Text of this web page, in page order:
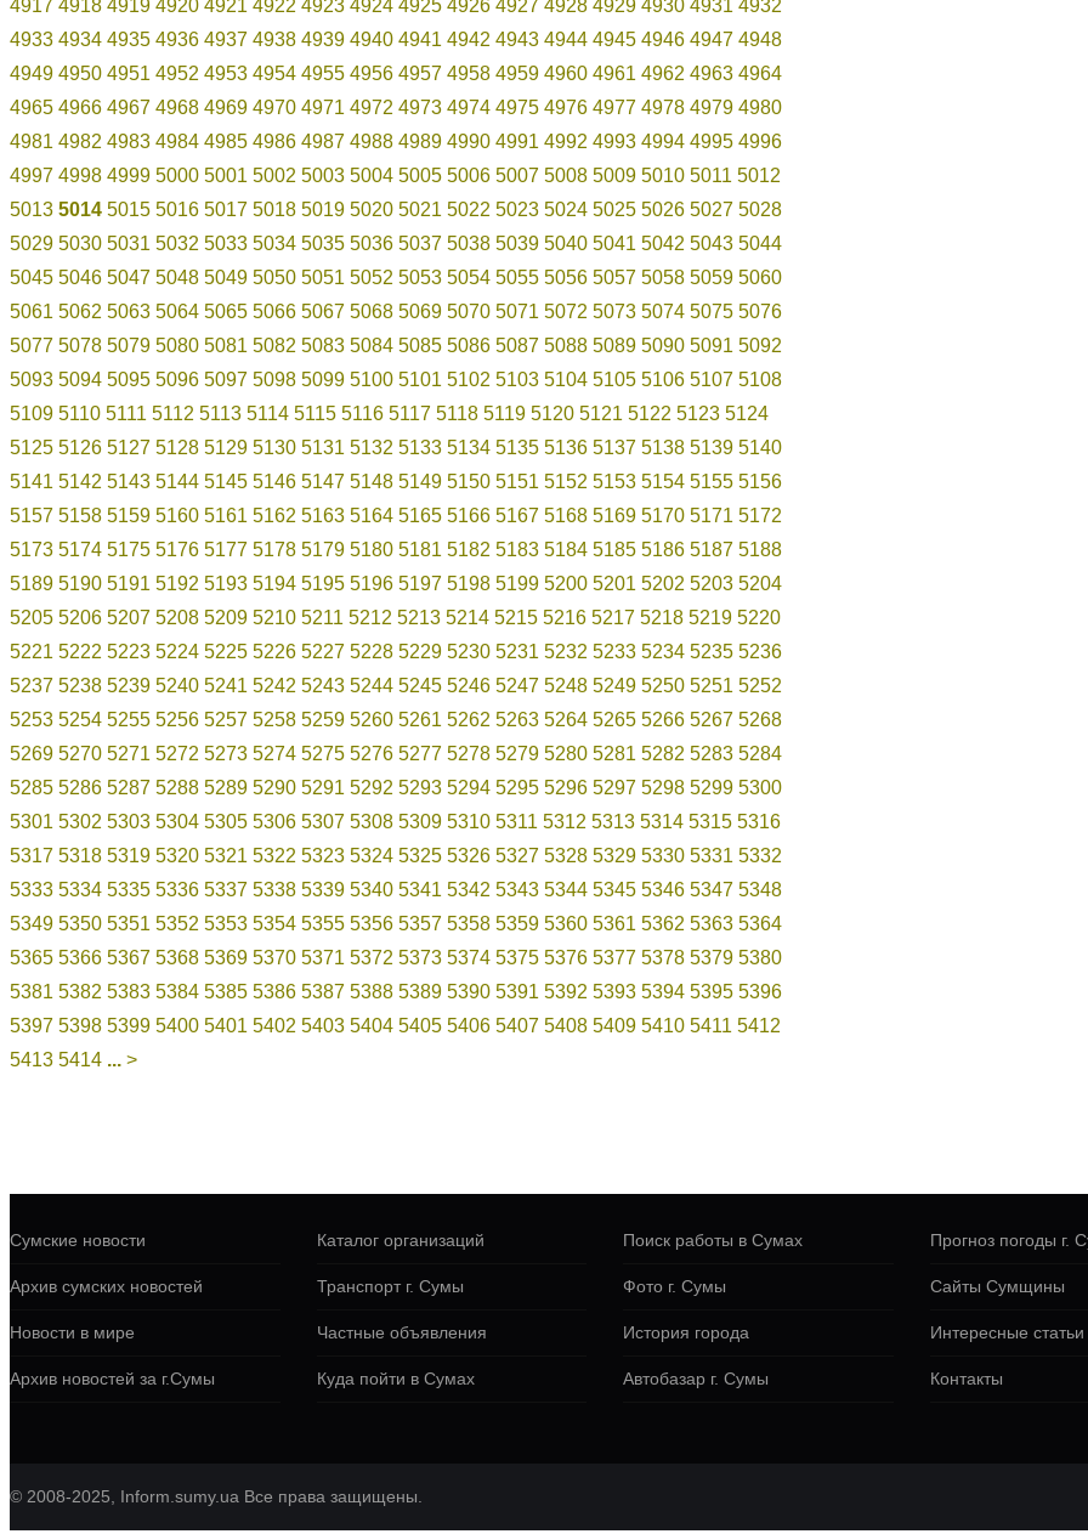
4917 4918 4919 4920 4921 4922 4923 4924 4925 4926 4927 4928 4929 4930 4931 4932
4933 4934 4935 4936 4937 4938 4939 4940 4941 4942 4943 4944 4945 4946 4947 4948
4949 4950 4951 4952 4953 4954 4955 4956 4957 4958 4959 4960 4961 4962 4963 4964
4965 4966 4967 4968 4969 4970 4971 4972 4973 4974 4975 4976 4977 4978 4979 4980
4981 4982 4983 4984 4985 4986 4987 4988 4989 4990 4991 4992 4993 4994 4995 4996
4997 4998 4999 5000 5001 5002 5003 5004 5005 5006 5007 5008 5009 5010 5011 5012
5013 5014 5015 5016 5017 5018 5019 5020 5021 5022 5023 5024 5025 5026 5027 5028
5029 5030 5031 5032 5033 5034 5035 5036 5037 5038 5039 5040 5041 5042 5043 5044
5045 5046 5047 5048 5049 5050 5051 5052 5053 5054 5055 5056 5057 5058 5059 5060
5061 5062 5063 5064 5065 5066 5067 5068 5069 5070 5071 5072 5073 5074 5075 5076
5077 5078 5079 5080 5081 5082 5083 5084 5085 5086 5087 5088 5089 5090 5091 5092
5093 5094 5095 5096 5097 5098 5099 5100 5101 5102 5103 5104 5105 5106 5107 5108
5109 5110 5111 5112 5113 5114 5115 5116 5117 5118 5119 5120 5121 5122 5123 5124
5125 5126 5127 5128 5129 5130 5131 5132 5133 5134 5135 5136 5137 5138 5139 5140
5141 5142 5143 5144 5145 5146 5147 5148 5149 5150 5151 5152 5153 5154 5155 5156
5157 5158 5159 5160 5161 5162 5163 5164 5165 5166 5167 5168 5169 5170 5171 5172
5173 5174 5175 5176 5177 5178 5179 5180 5181 5182 5183 5184 5185 5186 5187 5188
5189 5190 5191 5192 5193 5194 5195 5196 5197 5198 5199 5200 5201 5202 5203 5204
5205 5206 5207 5208 5209 5210 5211 5212 5213 5214 5215 5216 5217 5218 5219 5220
5221 5222 5223 5224 5225 5226 5227 5228 5229 5230 5231 5232 5233 5234 5235 5236
5237 5238 5239 5240 5241 5242 5243 5244 5245 5246 5247 5248 5249 5250 5251 5252
5253 5254 5255 5256 5257 5258 5259 5260 5261 5262 5263 5264 5265 5266 5267 5268
5269 5270 5271 5272 5273 5274 5275 5276 5277 5278 5279 5280 5281 5282 5283 5284
5285 5286 5287 5288 5289 5290 5291 5292 5293 5294 5295 5296 5297 5298 5299 5300
5301 5302 5303 5304 5305 5306 5307 5308 5309 5310 5311 5312 5313 5314 5315 5316
5317 5318 5319 5320 5321 5322 5323 5324 5325 5326 5327 5328 5329 5330 5331 5332
5333 5334 5335 5336 5337 5338 5339 5340 5341 5342 5343 5344 5345 5346 5347 5348
5349 5350 5351 5352 5353 5354 5355 5356 5357 5358 5359 5360 5361 5362 5363 5364
5365 5366 5367 5368 5369 5370 5371 5372 5373 5374 5375 5376 5377 5378 5379 5380
5381 5382 5383 5384 5385 5386 5387 5388 5389 5390 5391 5392 5393 5394 5395 5396
5397 5398 5399 5400 5401 5402 5403 5404 5405 5406 5407 5408 5409 5410 5411 5412
5413 5414 ... >
Сумские новости
Архив сумских новостей
Новости в мире
Архив новостей за г.Сумы
Каталог организаций
Транспорт г. Сумы
Частные объявления
Куда пойти в Сумах
Поиск работы в Сумах
Фото г. Сумы
История города
Автобазар г. Сумы
Прогноз погоды г.
Сайты Сумщины
Интересные статьи
Контакты
© 2008-2025, Inform.sumy.ua Все права защищены.